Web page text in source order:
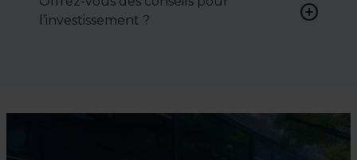
négocier le prix, le bail ou les
conditions de vente.
l’investissement ?
l’évaluation et la valorisation